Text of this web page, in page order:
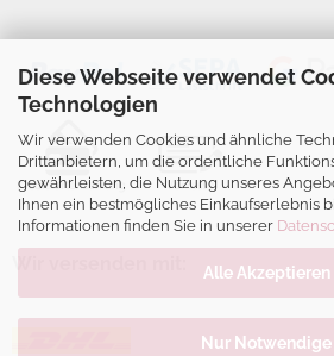
Diese Webseite verwendet
Technologien
Wir verwenden Cookies und ähnliche
Drittanbietern, um die ordentliche
gewährleisten, die Nutzung unseres
Ihnen ein bestmögliches Einkaufserlebnis
Informationen finden Sie in unserer
Alle Akzeptieren
Nur Notwendige